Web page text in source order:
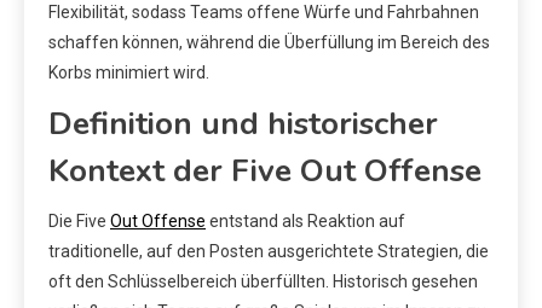
Flexibilität, sodass Teams offene Würfe und Fahrbahnen
schaffen können, während die Überfüllung im Bereich des
Korbs minimiert wird.
Definition und historischer
Kontext der Five Out Offense
Die Five Out Offense entstand als Reaktion auf
traditionelle, auf den Posten ausgerichtete Strategien, die
oft den Schlüsselbereich überfüllten. Historisch gesehen